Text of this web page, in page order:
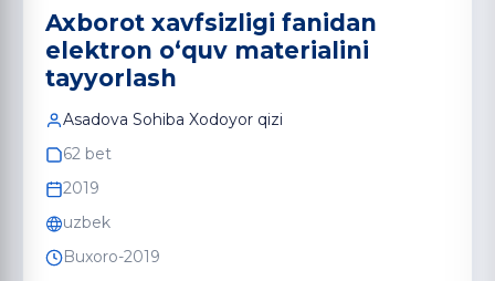
Axborot xavfsizligi fanidan
elektron o‘quv materialini
tayyorlash
Asadova Sohiba Xodoyor qizi
62 bet
2019
uzbek
Buxoro-2019